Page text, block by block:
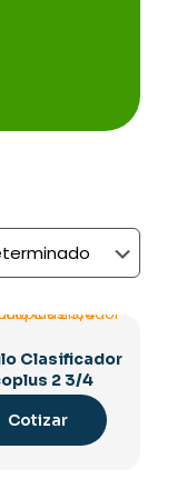
Clasificador
2 3/4
Cotizar